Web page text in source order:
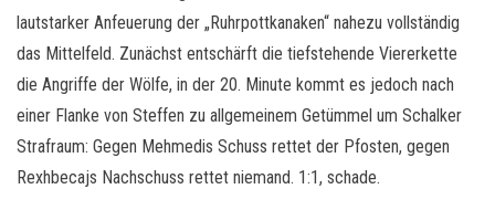
lautstarker Anfeuerung der „Ruhrpottkanaken“ nahezu vollständig
das Mittelfeld. Zunächst entschärft die tiefstehende Viererkette
die Angriffe der Wölfe, in der 20. Minute kommt es jedoch nach
einer Flanke von Steffen zu allgemeinem Getümmel um Schalker
Strafraum: Gegen Mehmedis Schuss rettet der Pfosten, gegen
Rexhbecajs Nachschuss rettet niemand. 1:1, schade.